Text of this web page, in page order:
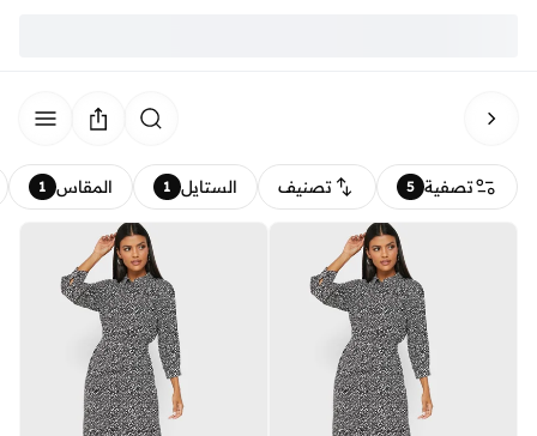
تصفية 5 تصنيف الستايل 1 المقاس 1